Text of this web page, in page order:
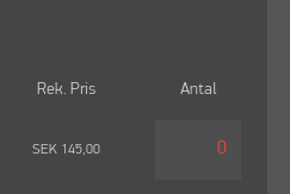
Rek. Pris Antal
SEK 145,00